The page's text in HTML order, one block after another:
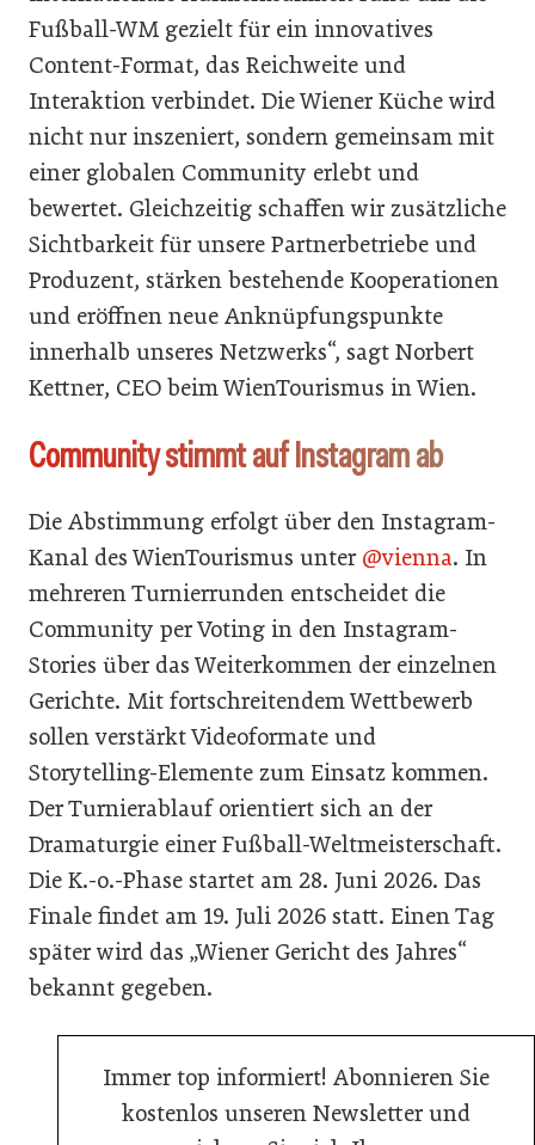
Fußball-WM gezielt für ein innovatives
Content-Format, das Reichweite und
Interaktion verbindet. Die Wiener Küche wird
nicht nur inszeniert, sondern gemeinsam mit
einer globalen Community erlebt und
bewertet. Gleichzeitig schaffen wir zusätzliche
Sichtbarkeit für unsere Partnerbetriebe und
Produzent, stärken bestehende Kooperationen
und eröffnen neue Anknüpfungspunkte
innerhalb unseres Netzwerks“, sagt Norbert
Kettner, CEO beim WienTourismus in Wien.
Community stimmt auf Instagram ab
Die Abstimmung erfolgt über den Instagram-
Kanal des WienTourismus unter @vienna. In
mehreren Turnierrunden entscheidet die
Community per Voting in den Instagram-
Stories über das Weiterkommen der einzelnen
Gerichte. Mit fortschreitendem Wettbewerb
sollen verstärkt Videoformate und
Storytelling-Elemente zum Einsatz kommen.
Der Turnierablauf orientiert sich an der
Dramaturgie einer Fußball-Weltmeisterschaft.
Die K.-o.-Phase startet am 28. Juni 2026. Das
Finale findet am 19. Juli 2026 statt. Einen Tag
später wird das „Wiener Gericht des Jahres“
bekannt gegeben.
Immer top informiert! Abonnieren Sie
kostenlos unseren Newsletter und